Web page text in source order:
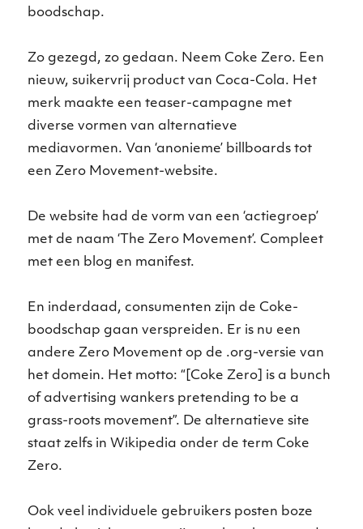
boodschap.
Zo gezegd, zo gedaan. Neem Coke Zero. Een
nieuw, suikervrij product van Coca-Cola. Het
merk maakte een teaser-campagne met
diverse vormen van alternatieve
mediavormen. Van ‘anonieme’ billboards tot
een Zero Movement-website.
De website had de vorm van een ‘actiegroep’
met de naam ‘The Zero Movement’. Compleet
met een blog en manifest.
En inderdaad, consumenten zijn de Coke-
boodschap gaan verspreiden. Er is nu een
andere Zero Movement op de .org-versie van
het domein. Het motto: “[Coke Zero] is a bunch
of advertising wankers pretending to be a
grass-roots movement”. De alternatieve site
staat zelfs in Wikipedia onder de term Coke
Zero.
Ook veel individuele gebruikers posten boze